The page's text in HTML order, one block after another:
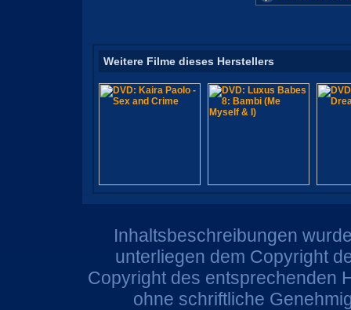
Weitere Filme dieses Herstellers
Inhaltsbeschreibungen
unterliegen dem Copyright
Copyright des entsprechenden
ohne schriftliche